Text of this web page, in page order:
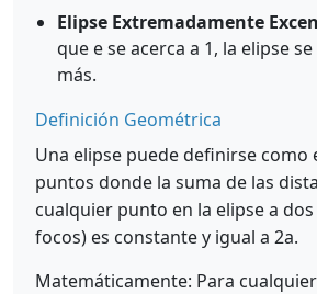
Elipse Extremadamente
que e se acerca a 1, la elipse
más.
Definición Geométrica
Una elipse puede definirse como
puntos donde la suma de las
cualquier punto en la elipse a
focos) es constante y igual a 2a.
Matemáticamente: Para